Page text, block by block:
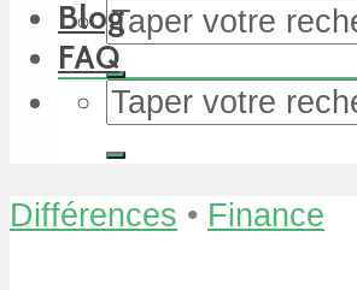
Blog
FAQ
Différences • Finance